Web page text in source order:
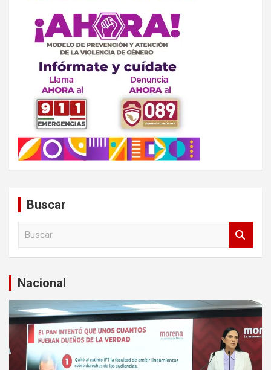
Buscar
a
r
Nacional